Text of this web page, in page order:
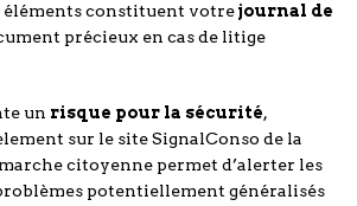
éléments constituent votrejournal de
précieux en cas de litige
un risque pour la sécurité,
sur le site SignalConso de la
citoyenne permet d’alerter les
potentiellement généralisés